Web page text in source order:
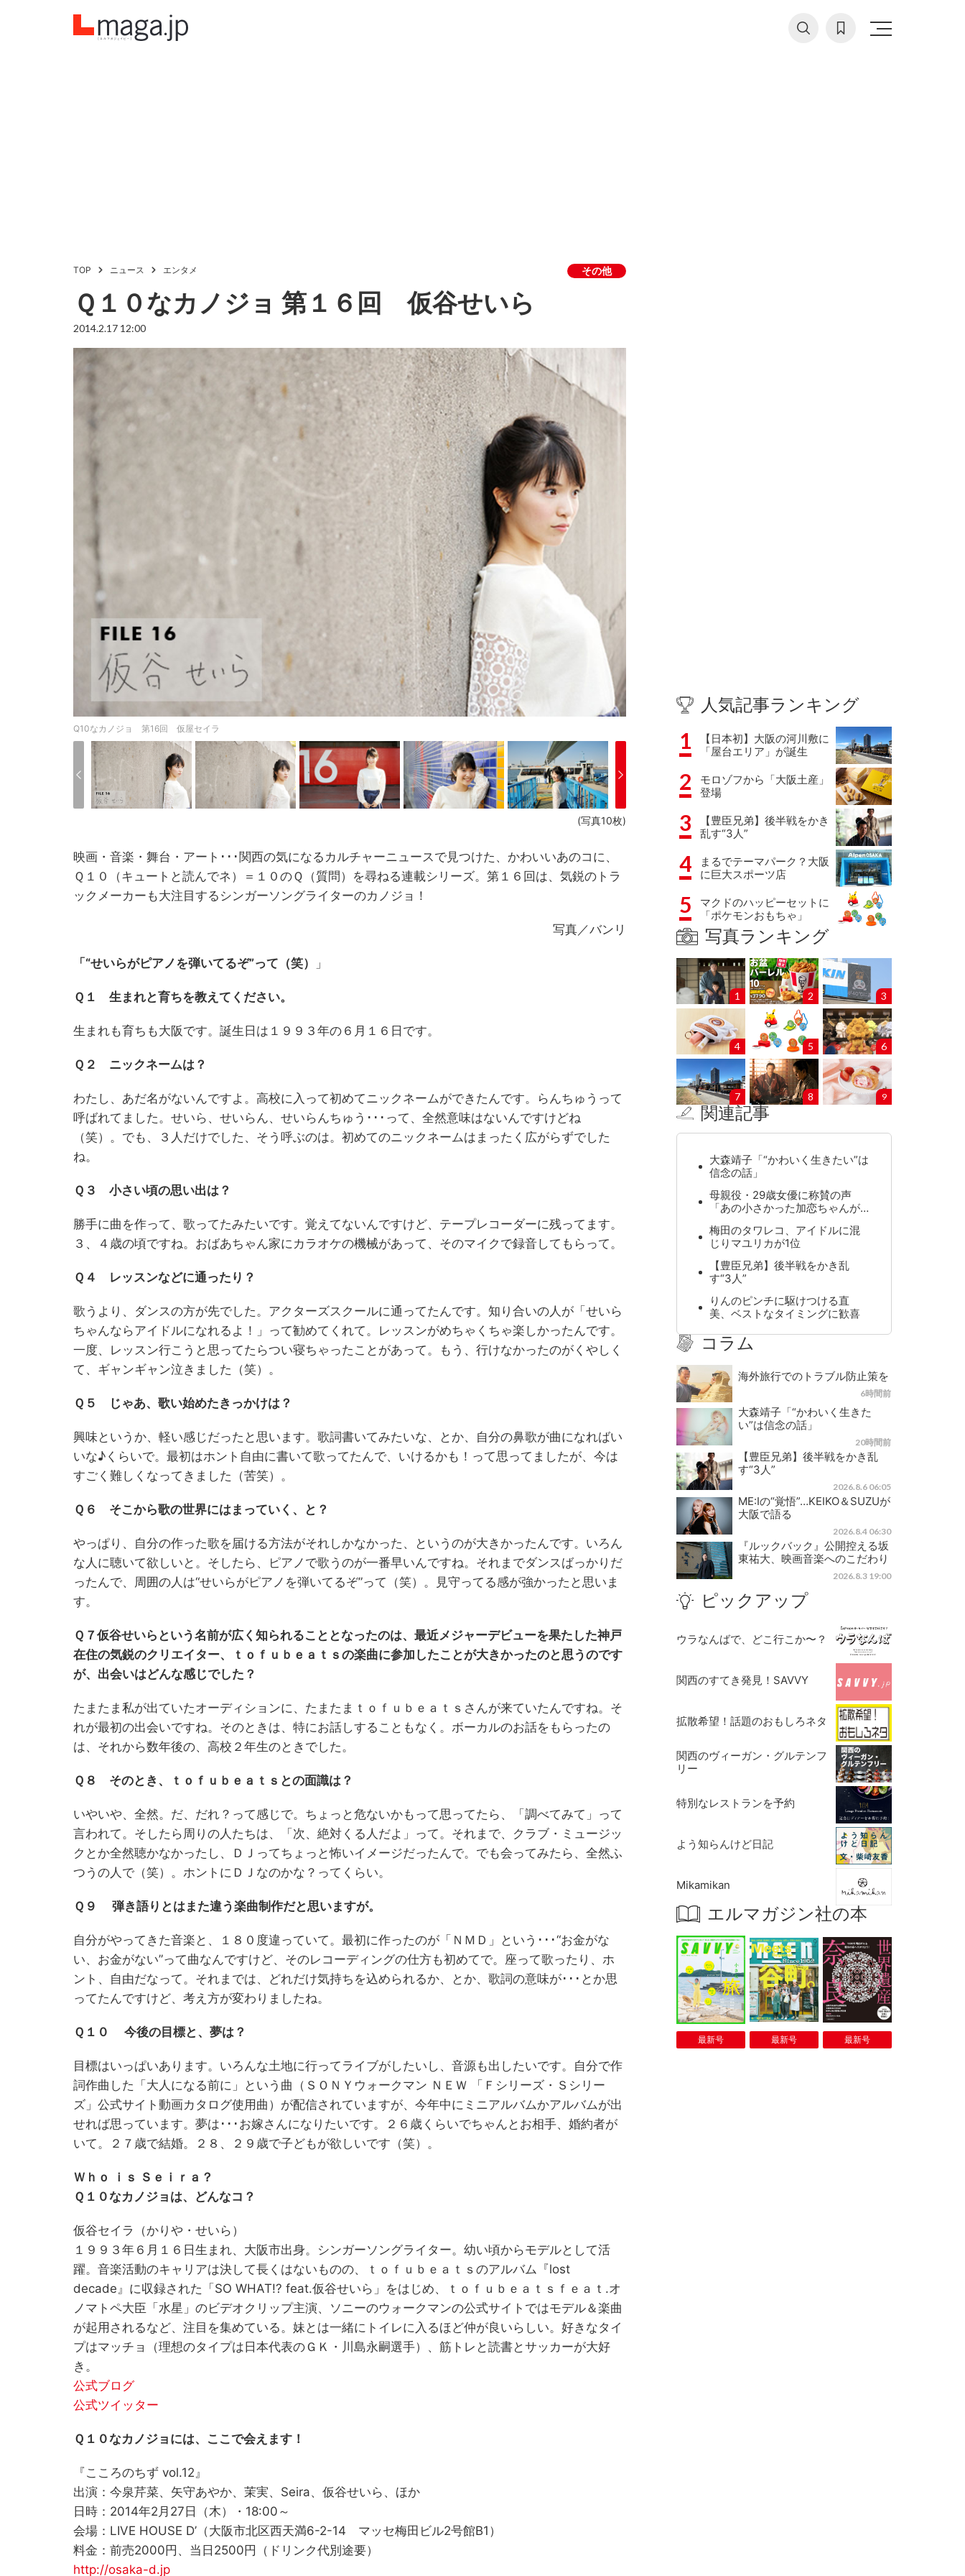
TOP ニュース エンタメ その他
Ｑ１０なカノジョ 第１６回 仮谷せいら
2014.2.17 12:00
Q10なカノジョ 第16回 仮屋セイラ
(写真10枚)
映画・音楽・舞台・アート･･･関西の気になるカルチャーニュースで見つけた、かわいいあのコに、
Ｑ１０（キュートと読んでネ）＝１０のＱ（質問）を尋ねる連載シリーズ。第１６回は、気鋭のトラ
ックメーカーも大注目するシンガーソングライターのカノジョ！
写真／バンリ
「“せいらがピアノを弾いてるぞ”って（笑） 」
Ｑ１ 生まれと育ちを教えてください。
生まれも育ちも大阪です。誕生日は１９９３年の６月１６日です。
Ｑ２ ニックネームは？
わたし、あだ名がないんですよ。高校に入って初めてニックネームができたんです。らんちゅうって
呼ばれてました。せいら、せいらん、せいらんちゅう･･･って、全然意味はないんですけどね
（笑）。でも、３人だけでした、そう呼ぶのは。初めてのニックネームはまったく広がらずでした
ね。
Ｑ３ 小さい頃の思い出は？
勝手に曲を作って、歌ってたみたいです。覚えてないんですけど、テープレコーダーに残ってます。
３、４歳の頃ですね。おばあちゃん家にカラオケの機械があって、そのマイクで録音してもらって。
Ｑ４ レッスンなどに通ったり？
歌うより、ダンスの方が先でした。アクターズスクールに通ってたんです。知り合いの人が「せいら
ちゃんならアイドルになれるよ！」って勧めてくれて。レッスンがめちゃくちゃ楽しかったんです。
一度、レッスン行こうと思ってたらつい寝ちゃったことがあって。もう、行けなかったのがくやしく
て、ギャンギャン泣きました（笑）。
Ｑ５ じゃあ、歌い始めたきっかけは？
興味というか、軽い感じだったと思います。歌詞書いてみたいな、とか、自分の鼻歌が曲になればい
いな♪くらいで。最初はホント自由に書いて歌ってたんで、いけるかも！って思ってましたが、今は
すごく難しくなってきました（苦笑）。
Ｑ６ そこから歌の世界にはまっていく、と？
やっぱり、自分の作った歌を届ける方法がそれしかなかった、というのが大きかったんです。いろん
な人に聴いて欲しいと。そしたら、ピアノで歌うのが一番早いんですね。それまでダンスばっかりだ
ったんで、周囲の人は“せいらがピアノを弾いてるぞ”って（笑）。見守ってる感が強かったと思いま
す。
Ｑ７仮谷せいらという名前が広く知られることとなったのは、最近メジャーデビューを果たした神戸
在住の気鋭のクリエイター、ｔｏｆｕｂｅａｔｓの楽曲に参加したことが大きかったのと思うのです
が、出会いはどんな感じでした？
たまたま私が出ていたオーディションに、たまたまｔｏｆｕｂｅａｔｓさんが来ていたんですね。そ
れが最初の出会いですね。そのときは、特にお話しすることもなく。ボーカルのお話をもらったの
は、それから数年後の、高校２年生のときでした。
Ｑ８ そのとき、ｔｏｆｕｂｅａｔｓとの面識は？
いやいや、全然。だ、だれ？って感じで。ちょっと危ないかもって思ってたら、「調べてみて」って
言われて。そしたら周りの人たちは、「次、絶対くる人だよ」って。それまで、クラブ・ミュージッ
クとか全然聴かなかったし、ＤＪってちょっと怖いイメージだったんで。でも会ってみたら、全然ふ
つうの人で（笑）。ホントにＤＪなのかな？ってくらい。
Ｑ９ 弾き語りとはまた違う楽曲制作だと思いますが。
自分がやってきた音楽と、１８０度違っていて。最初に作ったのが「ＮＭＤ」という･･･“お金がな
い、お金がない”って曲なんですけど、そのレコーディングの仕方も初めてで。座って歌ったり、ホ
ント、自由だなって。それまでは、どれだけ気持ちを込められるか、とか、歌詞の意味が･･･とか思
ってたんですけど、考え方が変わりましたね。
Ｑ１０ 今後の目標と、夢は？
目標はいっぱいあります。いろんな土地に行ってライブがしたいし、音源も出したいです。自分で作
詞作曲した「大人になる前に」という曲（ＳＯＮＹウォークマン ＮＥＷ 「Ｆシリーズ・Ｓシリー
ズ」公式サイト動画カタログ使用曲）が配信されていますが、今年中にミニアルバムかアルバムが出
せれば思っています。夢は･･･お嫁さんになりたいです。２６歳くらいでちゃんとお相手、婚約者が
いて。２７歳で結婚。２８、２９歳で子どもが欲しいです（笑）。
Ｗｈｏ ｉｓ Ｓｅｉｒａ？
Ｑ１０なカノジョは、どんなコ？
仮谷セイラ（かりや・せいら）
１９９３年６月１６日生まれ、大阪市出身。シンガーソングライター。幼い頃からモデルとして活
躍。音楽活動のキャリアは決して長くはないものの、ｔｏｆｕｂｅａｔｓのアルバム『lost
decade』に収録された「SO WHAT!? feat.仮谷せいら」をはじめ、ｔｏｆｕｂｅａｔｓｆｅａｔ.オ
ノマトペ大臣「水星」のビデオクリップ主演、ソニーのウォークマンの公式サイトではモデル＆楽曲
が起用されるなど、注目を集めている。妹とは一緒にトイレに入るほど仲が良いらしい。好きなタイ
プはマッチョ（理想のタイプは日本代表のＧＫ・川島永嗣選手）、筋トレと読書とサッカーが大好
き。
公式ブログ
公式ツイッター
Ｑ１０なカノジョには、ここで会えます！
『こころのちず vol.12』
出演：今泉芹菜、矢守あやか、茉実、Seira、仮谷せいら、ほか
日時：2014年2月27日（木）・18:00～
会場：LIVE HOUSE D’（大阪市北区西天満6-2-14 マッセ梅田ビル2号館B1）
料金：前売2000円、当日2500円（ドリンク代別途要）
http://osaka-d.jp
人気記事ランキング
1
【日本初】大阪の河川敷に
「屋台エリア」が誕生
2
モロゾフから「大阪土産」
登場
3
【豊臣兄弟】後半戦をかき
乱す“3人”
4
まるでテーマパーク？大阪
に巨大スポーツ店
5
マクドのハッピーセットに
「ポケモンおもちゃ」
写真ランキング
1 2 3
4 5 6
7 8 9
関連記事
大森靖子「“かわいく生きたい”は
信念の話」
母親役・29歳女優に称賛の声
「あの小さかった加恋ちゃんが…
梅田のタワレコ、アイドルに混
じりマユリカが1位
【豊臣兄弟】後半戦をかき乱
す“3人”
りんのピンチに駆けつける直
美、ベストなタイミングに歓喜
コラム
海外旅行でのトラブル防止策を
6時間前
大森靖子「“かわいく生きた
い”は信念の話」
20時間前
【豊臣兄弟】後半戦をかき乱
す“3人”
2026.8.6 06:05
ME:Iの“覚悟”…KEIKO＆SUZUが
大阪で語る
2026.8.4 06:30
『ルックバック』公開控える坂
東祐大、映画音楽へのこだわり
2026.8.3 19:00
ピックアップ
ウラなんばで、どこ行こか〜？
関西のすてき発見！SAVVY
拡散希望！話題のおもしろネタ
関西のヴィーガン・グルテンフ
リー
特別なレストランを予約
よう知らんけど日記
Mikamikan
エルマガジン社の本
最新号 最新号 最新号